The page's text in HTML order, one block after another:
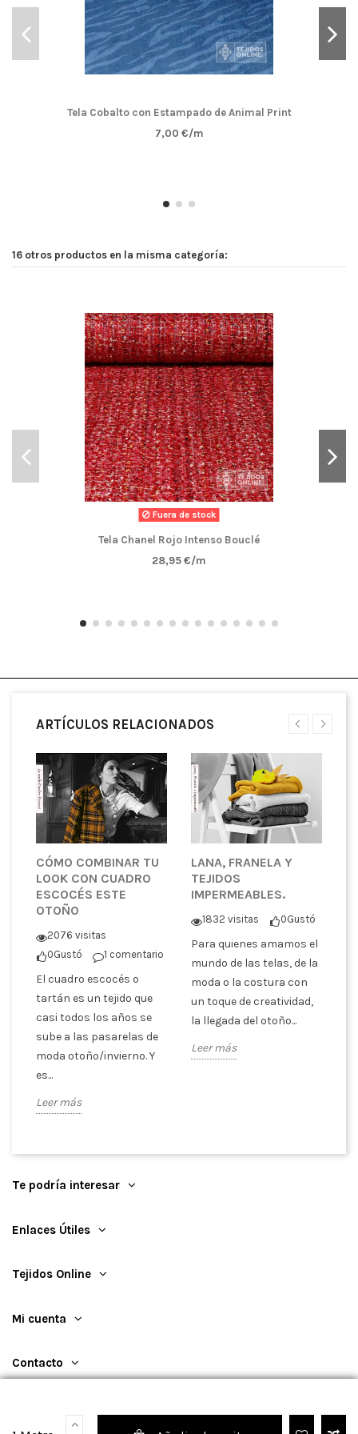
Tela Cobalto con Estampado de Animal Print
7,00 €/m
16 otros productos en la misma categoría:
Fuera de stock
Tela Chanel Rojo Intenso Bouclé
28,95 €/m
ARTÍCULOS RELACIONADOS
CÓMO COMBINAR TU
LOOK CON CUADRO
ESCOCÉS ESTE
OTOÑO
2076 visitas
0Gustó 1 comentario
El cuadro escocés o
tartán es un tejido que
casi todos los años se
sube a las pasarelas de
moda otoño/invierno. Y
es...
Leer más
LANA, FRANELA Y
TEJIDOS
IMPERMEABLES.
1832 visitas 0Gustó
Para quienes amamos el
mundo de las telas, de la
moda o la costura con
un toque de creatividad,
la llegada del otoño...
Leer más
Te podría interesar
Enlaces Útiles
Tejidos Online
Mi cuenta
Contacto